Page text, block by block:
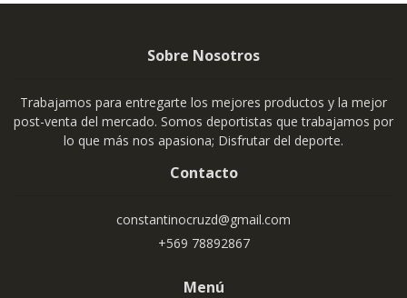
Sobre Nosotros
Trabajamos para entregarte los mejores productos y la mejor
post-venta del mercado. Somos deportistas que trabajamos por
lo que más nos apasiona; Disfrutar del deporte.
Contacto
constantinocruzd@gmail.com
+569 78892867
Menú